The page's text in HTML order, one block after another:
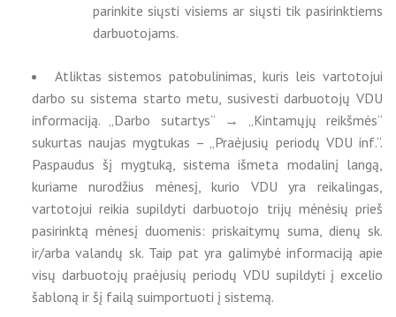
parinkite siųsti visiems ar siųsti tik pasirinktiems
darbuotojams.
Atliktas sistemos patobulinimas, kuris leis vartotojui
darbo su sistema starto metu, susivesti darbuotojų VDU
informaciją. „Darbo sutartys“ → „Kintamųjų reikšmės“
sukurtas naujas mygtukas – „Praėjusių periodų VDU inf.“.
Paspaudus šį mygtuką, sistema išmeta modalinį langą,
kuriame nurodžius mėnesį, kurio VDU yra reikalingas,
vartotojui reikia supildyti darbuotojo trijų mėnėsių prieš
pasirinktą mėnesį duomenis: priskaitymų suma, dienų sk.
ir/arba valandų sk. Taip pat yra galimybė informaciją apie
visų darbuotojų praėjusių periodų VDU supildyti į excelio
šabloną ir šį failą suimportuoti į sistemą.